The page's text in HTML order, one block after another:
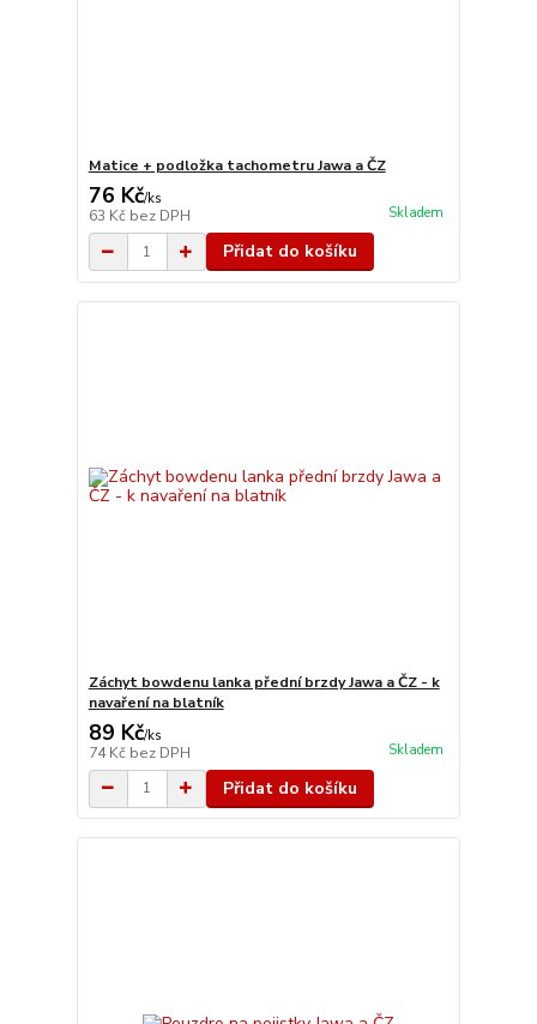
Matice + podložka tachometru Jawa a ČZ
76 Kč/ks
63 Kč bez DPH Skladem
Přidat do košíku
Záchyt bowdenu lanka přední brzdy Jawa a ČZ - k
navaření na blatník
89 Kč/ks
74 Kč bez DPH Skladem
Přidat do košíku